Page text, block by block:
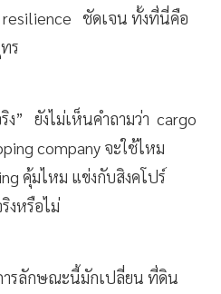
ชัดเจน ทั้งที่นี่คือ
ร
ง” ยังไม่เห็นคำถามว่า cargo
company จะใช้ไหม
คุ้มไหม แข่งกับสิงคโปร์
งหรือไม่
ารลักษณะนี้มักเปลี่ยน ที่ดิน